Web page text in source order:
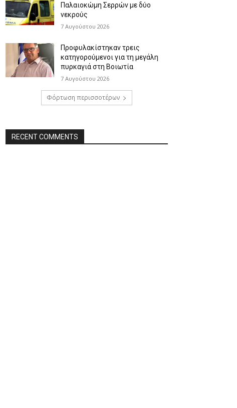
Παλαιοκώμη Σερρών με δύο
νεκρούς
7 Αυγούστου 2026
Προφυλακίστηκαν τρεις
κατηγορούμενοι για τη μεγάλη
πυρκαγιά στη Βοιωτία
7 Αυγούστου 2026
Φόρτωση περισσοτέρων
RECENT COMMENTS